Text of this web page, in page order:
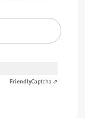
FriendlyCaptcha ⇗